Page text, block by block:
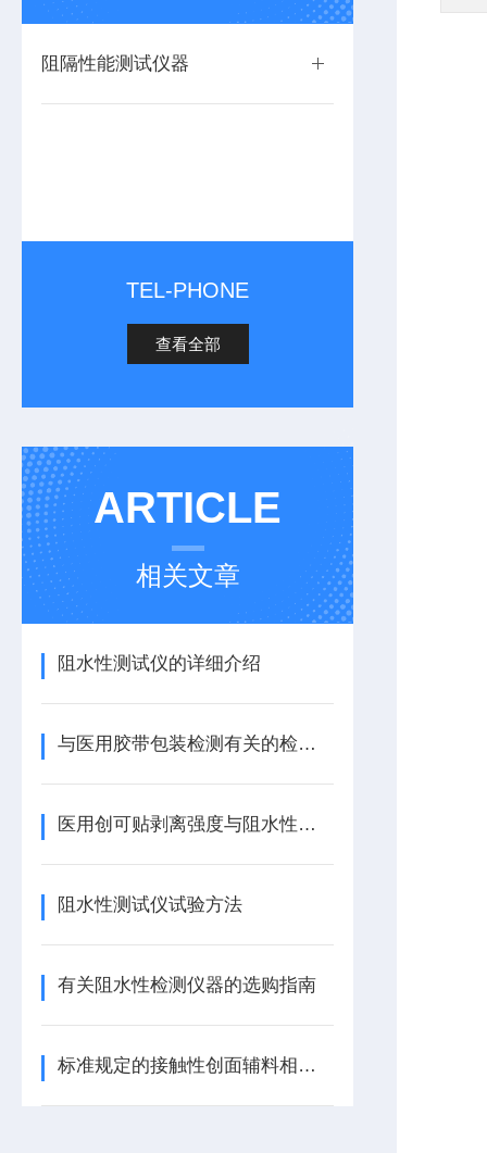
阻隔性能测试仪器
TEL-PHONE
查看全部
ARTICLE
相关文章
阻水性测试仪的详细介绍
与医用胶带包装检测有关的检测仪器有哪些？
医用创可贴剥离强度与阻水性能测试方法
阻水性测试仪试验方法
有关阻水性检测仪器的选购指南
标准规定的接触性创面辅料相关性能测试及仪器推荐